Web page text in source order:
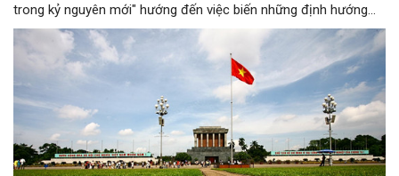
trong kỷ nguyên mới" hướng đến việc biến những định hướng
chiến lược trong Nghị quyết số 02-NQ/TW của Bộ Chính trị
thành niềm tin, thành nhận thức chung của mỗi người dân.